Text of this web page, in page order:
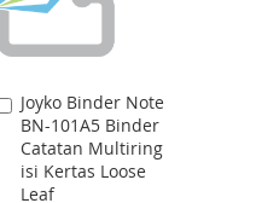
Joyko Binder Note
BN-101A5 Binder
Catatan Multiring
isi Kertas Loose
Leaf
Add
to
Cart